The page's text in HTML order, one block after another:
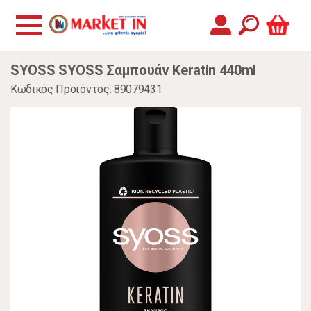
SYOSS SYOSS Σαμπουάν Keratin 440ml
Κωδικός Προϊόντος: 89079431